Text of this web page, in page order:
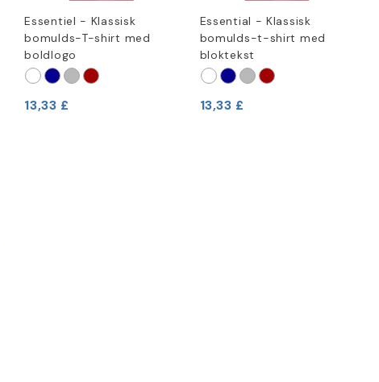
Essentiel - Klassisk
bomulds-T-shirt med
boldlogo
13,33 £
Essential - Klassisk
bomulds-t-shirt med
bloktekst
13,33 £